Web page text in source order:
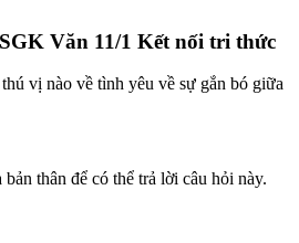
Văn 11/1 Kết nối tri thức
vị nào về tình yêu về sự gắn bó giữa
thân để có thể trả lời câu hỏi này.